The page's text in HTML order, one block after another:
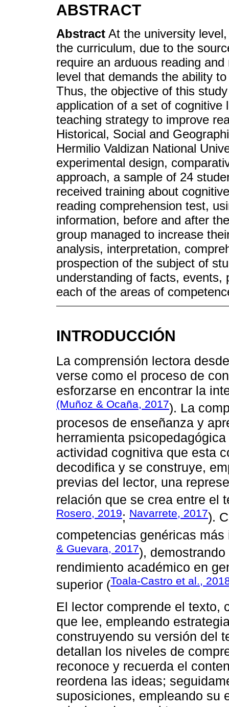
ABSTRACT
Abstract At the university
the curriculum, due to the
require an arduous reading
level that demands the ability
Thus, the objective of this
application of a set of cognitive
teaching strategy to improve
Historical, Social and
Hermilio Valdizan National
experimental design,
approach, a sample of 24
received training about
reading comprehension test,
information, before and after
group managed to increase
analysis, interpretation,
prospection of the subject of
understanding of facts, events,
each of the areas of
INTRODUCCIÓN
La comprensión lectora
verse como el proceso de
esforzarse en encontrar la
(Muñoz & Ocaña, 2017). La
procesos de enseñanza y
herramienta
actividad cognitiva que esta
decodifica y se construye,
previas del lector, una
relación que se crea entre el
Rosero, 2019; Navarrete, 2017).
competencias genéricas
& Guevara, 2017),
rendimiento académico en
superior (Toala-Castro et al.,
El lector comprende el texto,
que lee, empleando
construyendo su versión del
detallan los niveles de
reconoce y recuerda el
reordena las ideas;
suposiciones, empleando su